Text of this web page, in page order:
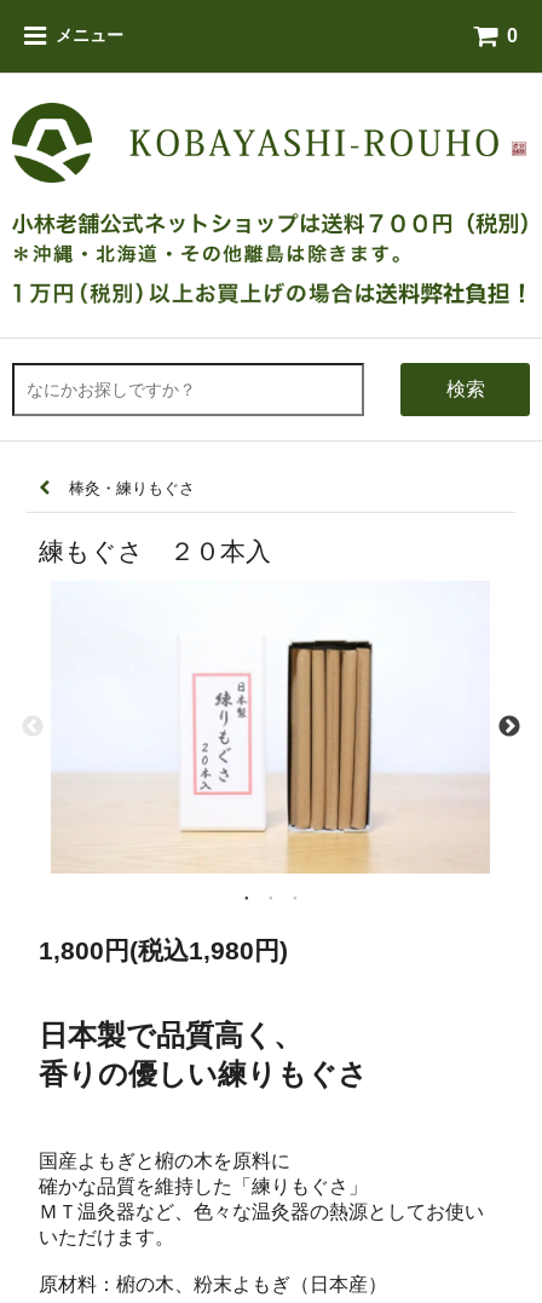
メニュー 0
検索
棒灸・練りもぐさ
練もぐさ ２０本入
1,800円(税込1,980円)
日本製で品質高く、
香りの優しい練りもぐさ
国産よもぎと椨の木を原料に
確かな品質を維持した「練りもぐさ」
ＭＴ温灸器など、色々な温灸器の熱源としてお使い
いただけます。
原材料：椨の木、粉末よもぎ（日本産）